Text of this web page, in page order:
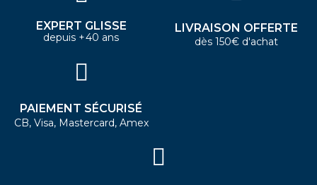
EXPERT GLISSE
depuis +40 ans
LIVRAISON OFFERTE
dès 150€ d'achat
PAIEMENT SÉCURISÉ
CB, Visa, Mastercard, Amex